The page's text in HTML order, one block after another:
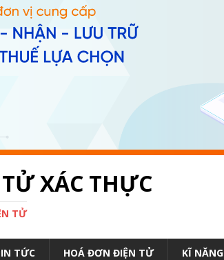
XÁC THỰC
TỬ
TỨC HOÁ ĐƠN ĐIỆN TỬ KĨ NĂNG